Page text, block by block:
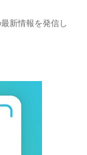
新情報を発信し